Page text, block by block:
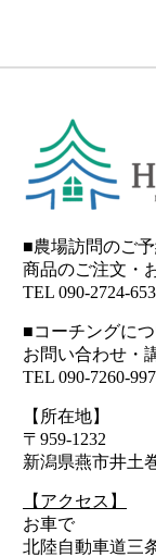
■農場訪問のご
商品のご注文・
TEL 090-2724-
■コーチングに
お問い合わせ・
TEL 090-7260-
【所在地】
〒959-1232
新潟県燕市井土
【アクセス】
お車で
北陸自動車道三